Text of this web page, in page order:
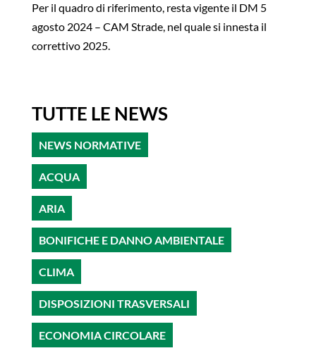
Per il quadro di riferimento, resta vigente il DM 5
agosto 2024 – CAM Strade, nel quale si innesta il
correttivo 2025.
TUTTE LE NEWS
NEWS NORMATIVE
ACQUA
ARIA
BONIFICHE E DANNO AMBIENTALE
CLIMA
DISPOSIZIONI TRASVERSALI
ECONOMIA CIRCOLARE